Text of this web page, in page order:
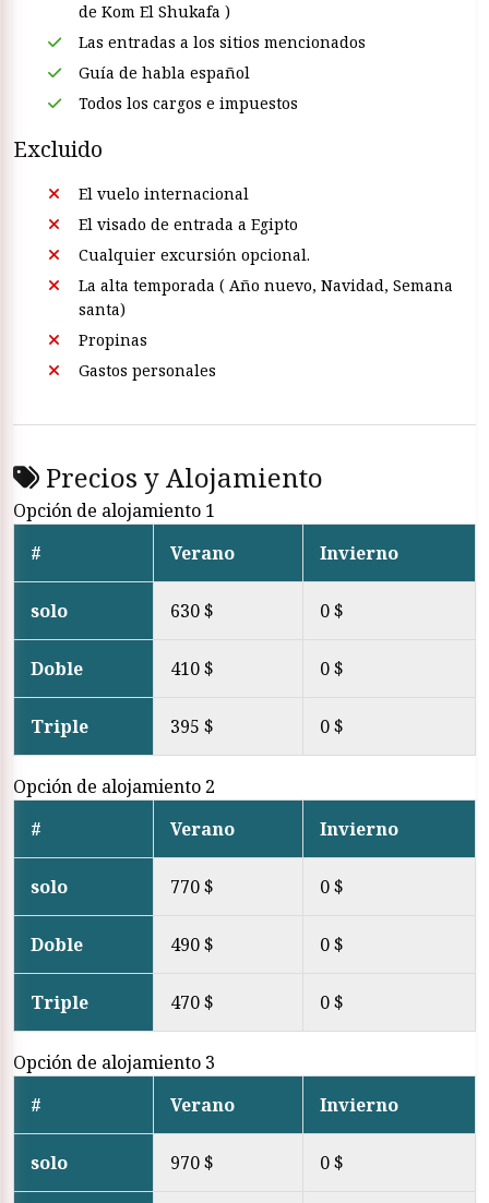
de Kom El Shukafa )
Las entradas a los sitios mencionados
Guía de habla español
Todos los cargos e impuestos
Excluido
El vuelo internacional
El visado de entrada a Egipto
Cualquier excursión opcional.
La alta temporada ( Año nuevo, Navidad, Semana
santa)
Propinas
Gastos personales
Precios y Alojamiento
Opción de alojamiento 1
#
Verano Invierno
solo 630 $ 0 $
Doble 410 $ 0 $
Triple 395 $ 0 $
Opción de alojamiento 2
#
Verano Invierno
solo 770 $ 0 $
Doble 490 $ 0 $
Triple 470 $ 0 $
Opción de alojamiento 3
#
Verano Invierno
solo 970 $ 0 $